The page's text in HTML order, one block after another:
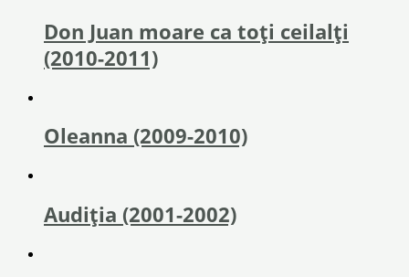
Don Juan moare ca toți ceilalți
(2010-2011)
Oleanna (2009-2010)
Audiția (2001-2002)